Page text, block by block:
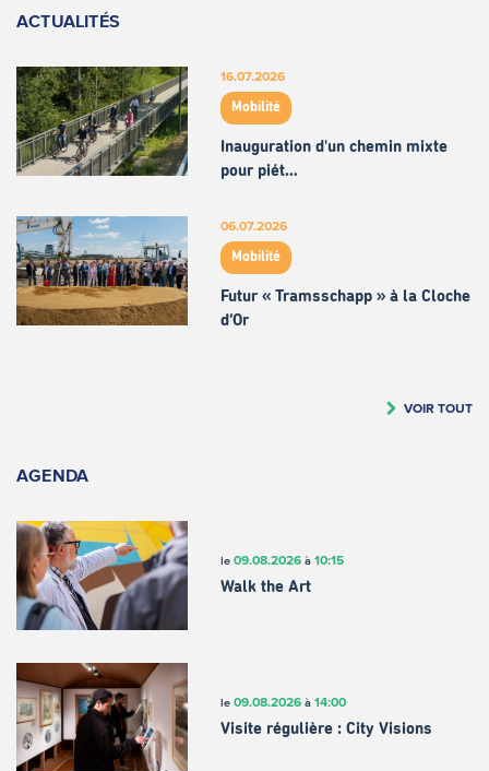
ACTUALITÉS
16.07.2026
Mobilité
Inauguration d'un chemin mixte
pour piét…
06.07.2026
Mobilité
Futur « Tramsschapp » à la Cloche
d’Or
VOIR TOUT
AGENDA
le 09.08.2026à 10:15
Walk the Art
le 09.08.2026à 14:00
Visite régulière : City Visions